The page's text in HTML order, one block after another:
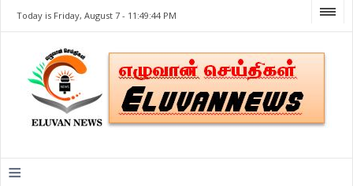
Today is Friday, August 7 - 11:49:44 PM
≡